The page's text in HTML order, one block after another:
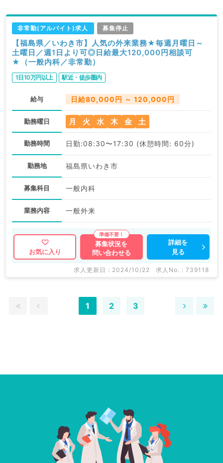
非常勤(アルバイト)求人 募集停止
【福島県／いわき市】人気の外来業務★毎週月曜日～
土曜日／週1日より可◎日給最大120,000円相談可
★（一般内科／非常勤）
1日10万円以上 駅近・徒歩圏内
給与 日給80,000円 ～ 120,000円
勤務曜日 月 火 水 木 金 土
勤務時間 日勤:08:30〜17:30 (休憩時間: 60分)
勤務地 福島県いわき市
募集科目 一般内科
業務内容 一般外来
お気に入り
募集状況を
問い合わせる
詳細を
見る
求人更新日 : 2024/10/22 求人No. : 739118
1 2 3